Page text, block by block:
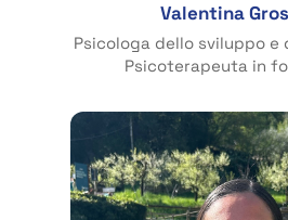
Valentina
Psicologa dello sviluppo e
Psicoterapeuta in